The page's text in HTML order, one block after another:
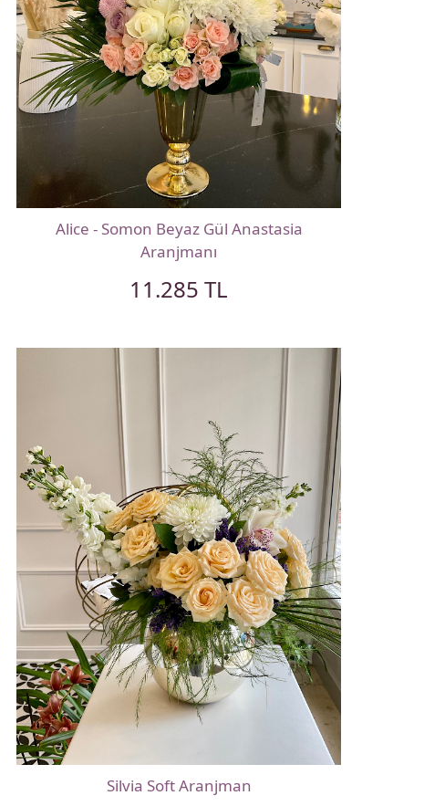
Alice - Somon Beyaz Gül Anastasia
Aranjmanı
11.285 TL
Silvia Soft Aranjman